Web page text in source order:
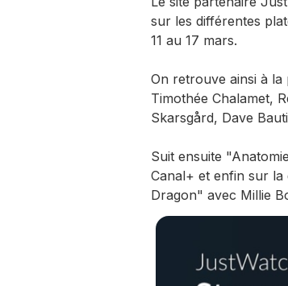
sur les différentes
11 au 17 mars.
On retrouve ainsi à
Timothée Chalamet,
Skarsgård, Dave
Suit ensuite
Canal+ et enfin sur
Dragon" avec Millie